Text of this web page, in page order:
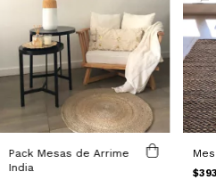
Pack Mesas de Arrime
India